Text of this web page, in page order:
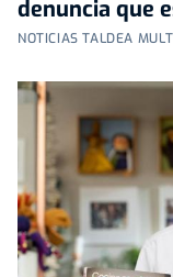
denuncia que
NOTICIAS TALDEA